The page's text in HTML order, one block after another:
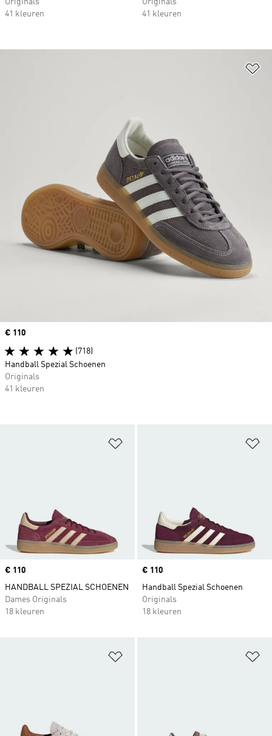
Originals
41 kleuren
Originals
41 kleuren
Price
€ 110
HANDBALL SPEZIAL SCHOENEN
Dames Originals
18 kleuren
Price
€ 110
Handball Spezial Schoenen
Originals
18 kleuren
Price
€ 110
(718)
Handball Spezial Schoenen
Originals
41 kleuren